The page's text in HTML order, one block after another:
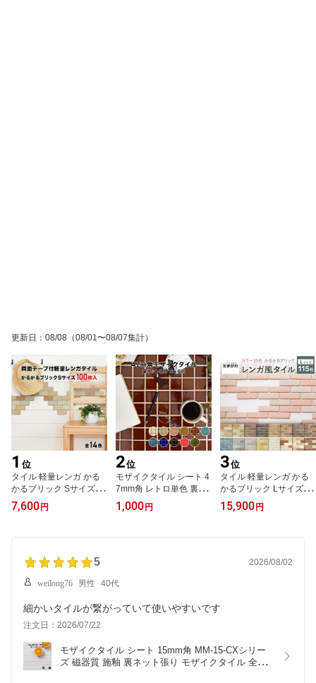
更新日 ： 08/08 （08/01〜08/07集計）
1 位
タイル 軽量レンガ かる
かるブリック Sサイズ 10
0枚入両面テープ付 日本
製 壁紙 シール レンガ調
とぎ DIY
7,600 円
2位
モザイクタイル シート 4
7mm角 レトロ単色 裏ネ
ット張り 磁器質 施釉 全1
1色 6列×6列 シート張り
1,000 円
3位
タイル 軽量レンガ かる
かるブリック Lサイズ 11
5枚+予備5枚 レンガ タイ
ル 壁紙 DIY リフォーム
ン エクステリア 壁
15,900 円
5 2026/08/02
weilong76 男性 40代
細かいタイルが繋がっていて使いやすいです
注文日：2026/07/22
モザイクタイル シート 15mm角 MM-15-CXシリー
ズ 磁器質 施釉 裏ネット張り モザイクタイル 全4色